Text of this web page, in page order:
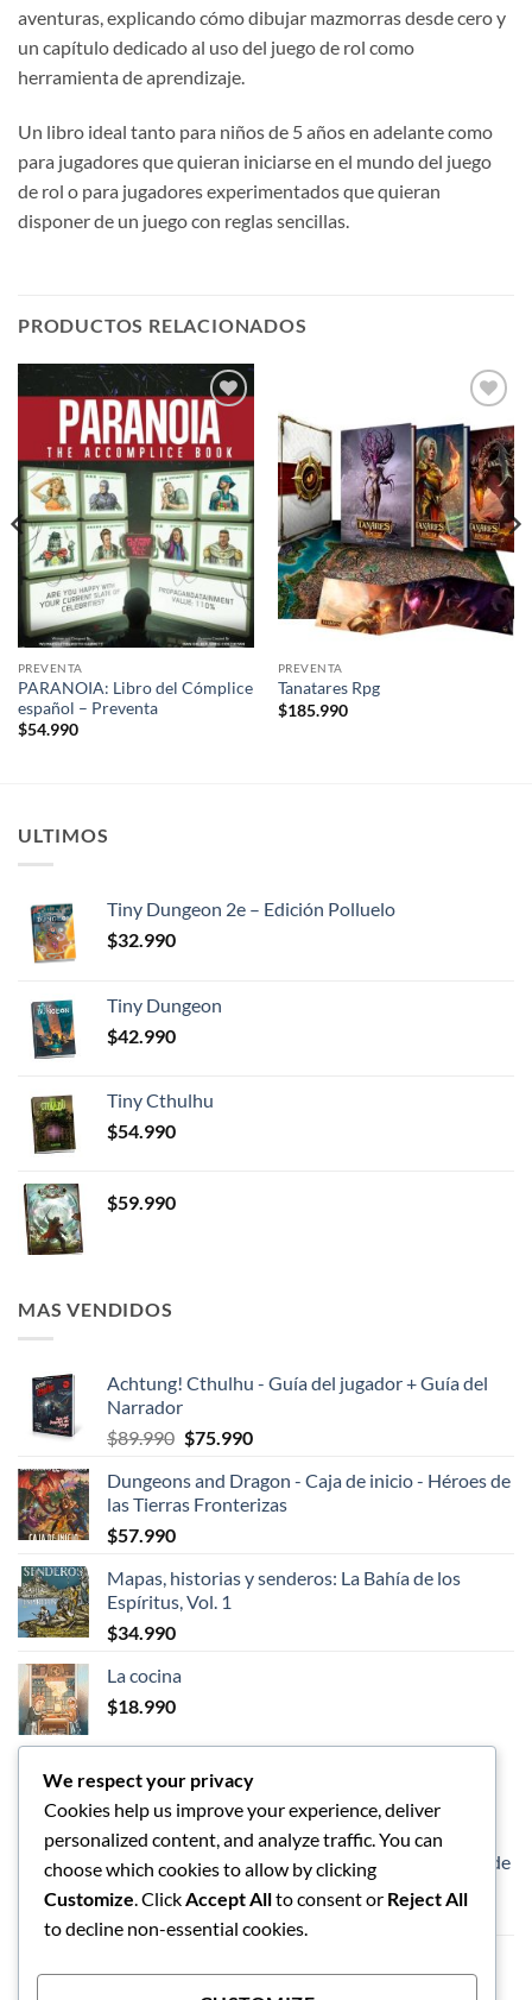
aventuras, explicando cómo dibujar mazmorras desde cero y
un capítulo dedicado al uso del juego de rol como
herramienta de aprendizaje.
Un libro ideal tanto para niños de 5 años en adelante como
para jugadores que quieran iniciarse en el mundo del juego
de rol o para jugadores experimentados que quieran
disponer de un juego con reglas sencillas.
PRODUCTOS RELACIONADOS
Añadir
a la
lista de
deseos
PREVENTA
PARANOIA: Libro del Cómplice
español – Preventa
$54.990
Añadir
a la
lista de
deseos
PREVENTA
Tanatares Rpg
$185.990
ULTIMOS
Tiny Dungeon 2e – Edición Polluelo
$32.990
Tiny Dungeon
$42.990
Tiny Cthulhu
$54.990
$59.990
MAS VENDIDOS
Achtung! Cthulhu - Guía del jugador + Guía del
Narrador
$89.990 El
original
era:
$75.990El
actual
es:
Dungeons and Dragon - Caja de inicio - Héroes de
las Tierras Fronterizas
$57.990
Mapas, historias y senderos: La Bahía de los
Espíritus, Vol. 1
$34.990
La cocina
$18.990
LOS MEJORES
Dungeons and Dragon - Caja de inicio - Héroes de
We respect your privacy
Cookies help us improve your experience, deliver
personalized content, and analyze traffic. You can
choose which cookies to allow by clicking
Customize. ClickAccept Allto consent or Reject All
to decline non-essential cookies.